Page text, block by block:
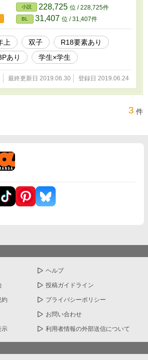
いどう ゆずと) 桃汰は人懐こく甘えん坊さん
一期にくっついているような子。おまけに泣
喧嘩しては助けを求めに一期の元へ。でもし
変わったようで…？ 柚斗は兄の桃汰よりも
は強がってるだけで人に甘えるのが苦手なだ
る一期には心を開いている様子。おっちょこ
にしており、心配性な彼は一期に対して叱る
さい頃から一緒に育ってきた3人。やがて互い
。 ※r15-18行為あり→タイトルに記載 ※登
小説 228,725 位 / 228,725件
BL 31,407 位 / 31,407件
上 双子
R18要素あり
あり 学生×学生
最終更新日 2019.06.30 登録日 2019.06.24
3 件
ヘルプ
投稿ガイドライン
約 プライバシーポリシー
お問い合わせ
示 利用者情報の外部送信について